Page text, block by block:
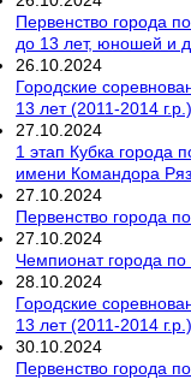
Первенство города
до 13 лет, юношей и
26 10 2024
Городские
13 лет (2011-2014
27 10 2024
1 этап Кубка города
имени Командора
27 10 2024
Первенство города
27 10 2024
Чемпионат города
28 10 2024
Городские
13 лет (2011-2014
30 10 2024
Первенство города